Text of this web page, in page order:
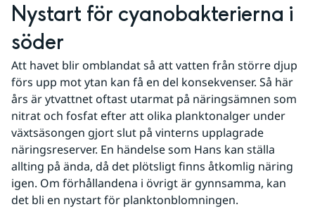
Nystart för cyanobakterierna i
söder
Att havet blir omblandat så att vatten från större djup
förs upp mot ytan kan få en del konsekvenser. Så här
års är ytvattnet oftast utarmat på näringsämnen som
nitrat och fosfat efter att olika planktonalger under
växtsäsongen gjort slut på vinterns upplagrade
näringsreserver. En händelse som Hans kan ställa
allting på ända, då det plötsligt finns åtkomlig näring
igen. Om förhållandena i övrigt är gynnsamma, kan
det bli en nystart för planktonblomningen.